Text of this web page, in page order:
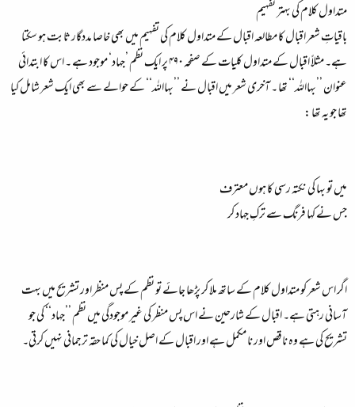
متداول کلام کی بہتر تفہیم
باقیاتِ شعر اقبال کا مطالعہ اقبال کے متداول کلام کی تفہیم میں بھی خاصا مددگار ثابت ہو سکتا
ہے۔ مثلاً اقبال کے متداول کلیات کے صفحہ ۴۹۰ پر ایک نظم ’جہاد‘ موجود ہے ۔ اس کا ابتدائی
عنوان ’’بہااللہ‘‘ تھا ۔ آخری شعر میں اقبال نے ’’بہااللہ‘‘ کے حوالے سے بھی ایک شعر شامل کیا
تھا جو یہ تھا :
میں تو بہا کی نکتہ رسی کا ہوں معترف
جس نے کہا فرنگ سے ترکِ جہاد کر
اگر اس شعر کو متداول کلام کے ساتھ ملا کر پڑھا جائے تو نظم کے پس منظر اور تشریح میں بہت
آسانی رہتی ہے۔ اقبال کے شارحین نے اس پس منظر کی غیر موجودگی میں نظم ’’جہاد‘‘ کی جو
تشریح کی ہے وہ ناقص اور نا مکمل ہے اور اقبال کے اصل خیال کی کما حقہ ترجمانی نہیں کرتی۔